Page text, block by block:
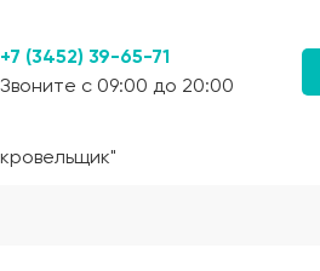
+7 (3452) 39-65-71
Звоните с 09:00 до 20:00